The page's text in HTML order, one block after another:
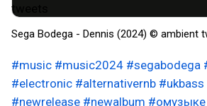
Sega Bodega - Dennis (2024) © ambient
#music #music2024 #segabodega
#electronic #alternativernb #ukbass
#newrelease #newalbum #омузыке